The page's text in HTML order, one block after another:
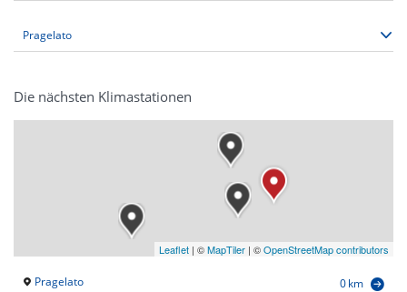
Die nächsten Klimastationen
Leaflet | ©MapTiler | ©OpenStreetMap contributors
Pragelato 0 km